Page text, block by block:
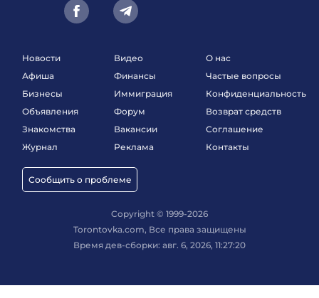
Новости
Афиша
Бизнесы
Объявления
Знакомства
Журнал
Сообщить о проблеме
Видео
Финансы
Иммиграция
Форум
Вакансии
Реклама
О нас
Частые вопросы
Конфиденциальность
Возврат средств
Соглашение
Контакты
Copyright © 1999-2026
Torontovka.com, Все права защищены
Время дев-сборки: авг. 6, 2026, 11:27:20